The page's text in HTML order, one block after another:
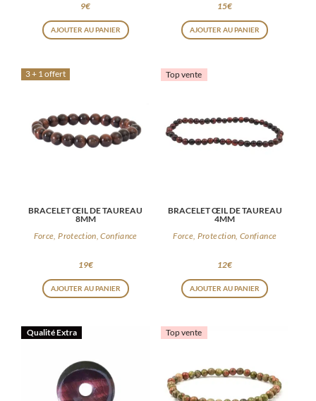
9€
AJOUTER AU PANIER
15€
AJOUTER AU PANIER
3 + 1 offert
BRACELET ŒIL DE TAUREAU
8MM
Force, Protection, Confiance
19€
AJOUTER AU PANIER
Top vente
BRACELET ŒIL DE TAUREAU
4MM
Force, Protection, Confiance
12€
AJOUTER AU PANIER
Qualité Extra Top vente